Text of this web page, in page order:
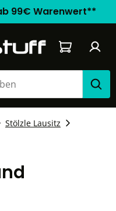
99€ Warenwert**
Warenkorb
Stölzle Lausitz